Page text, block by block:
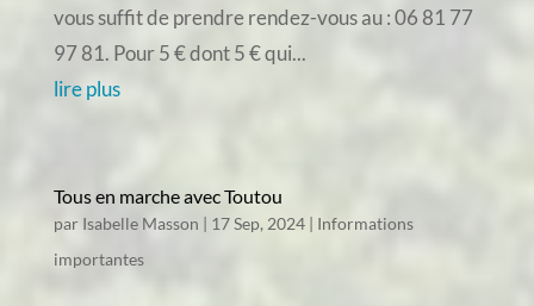
vous suffit de prendre rendez-vous au : 06 81 77
97 81. Pour 5 € dont 5 € qui...
lire plus
Tous en marche avec Toutou
par Isabelle Masson 17 Sep, 2024| Informations
importantes